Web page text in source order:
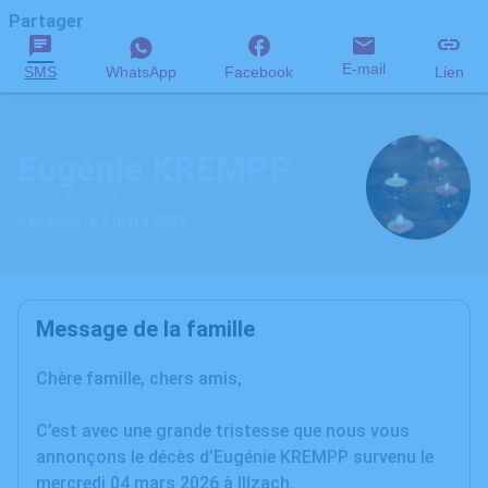
Partager
SMS WhatsApp Facebook E-mail Lien
Message de la famille
Chère famille, chers amis,
C’est avec une grande tristesse que nous vous
annonçons le décès d’Eugénie KREMPP survenu le
mercredi 04 mars 2026 à Illzach.